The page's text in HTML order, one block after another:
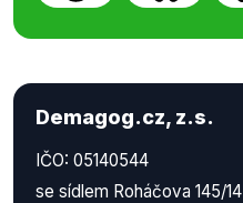
Demagog.cz, z.s.
IČO: 05140544
se sídlem Roháčova 145/14